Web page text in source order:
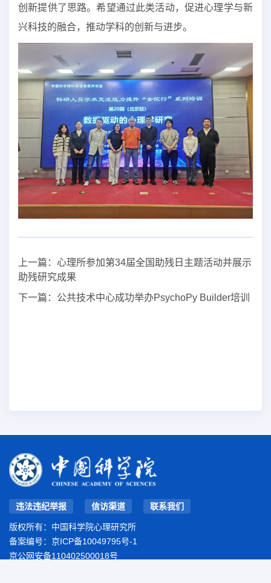
创新提供了思路。希望通过此类活动，促进心理学与新
兴科技的融合，推动学科的创新与进步。
上一篇： 心理所参加第34届全国助残日主题活动并展示
助残研究成果
下一篇： 公共技术中心成功举办PsychoPy Builder培训
违法违纪举报 信访渠道 联系我们
版权所有：中国科学院心理研究所
备案编号： 京ICP备10049795号-1
京公网安备110402500018号